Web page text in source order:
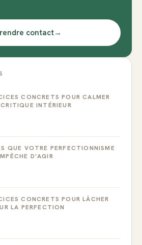
contact→
CONCRETS POUR CALMER
INTÉRIEUR
QUE VOTRE PERFECTIONNISME
D’AGIR
CONCRETS POUR LÂCHER
LA PERFECTION